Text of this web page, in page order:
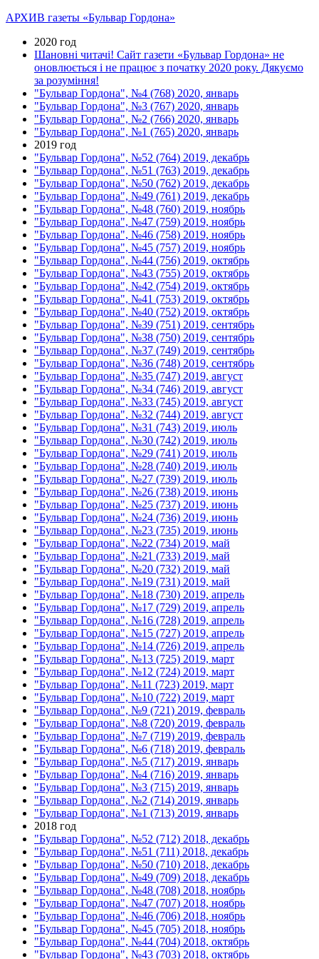
АРХИВ газеты «Бульвар Гордона»
2020 год
Шановні читачі! Сайт газети «Бульвар Гордона» не
оновлюється і не працює з початку 2020 року. Дякуємо
за розуміння!
"Бульвар Гордона", №4 (768) 2020, январь
"Бульвар Гордона", №3 (767) 2020, январь
"Бульвар Гордона", №2 (766) 2020, январь
"Бульвар Гордона", №1 (765) 2020, январь
2019 год
"Бульвар Гордона", №52 (764) 2019, декабрь
"Бульвар Гордона", №51 (763) 2019, декабрь
"Бульвар Гордона", №50 (762) 2019, декабрь
"Бульвар Гордона", №49 (761) 2019, декабрь
"Бульвар Гордона", №48 (760) 2019, ноябрь
"Бульвар Гордона", №47 (759) 2019, ноябрь
"Бульвар Гордона", №46 (758) 2019, ноябрь
"Бульвар Гордона", №45 (757) 2019, ноябрь
"Бульвар Гордона", №44 (756) 2019, октябрь
"Бульвар Гордона", №43 (755) 2019, октябрь
"Бульвар Гордона", №42 (754) 2019, октябрь
"Бульвар Гордона", №41 (753) 2019, октябрь
"Бульвар Гордона", №40 (752) 2019, октябрь
"Бульвар Гордона", №39 (751) 2019, сентябрь
"Бульвар Гордона", №38 (750) 2019, сентябрь
"Бульвар Гордона", №37 (749) 2019, сентябрь
"Бульвар Гордона", №36 (748) 2019, сентябрь
"Бульвар Гордона", №35 (747) 2019, август
"Бульвар Гордона", №34 (746) 2019, август
"Бульвар Гордона", №33 (745) 2019, август
"Бульвар Гордона", №32 (744) 2019, август
"Бульвар Гордона", №31 (743) 2019, июль
"Бульвар Гордона", №30 (742) 2019, июль
"Бульвар Гордона", №29 (741) 2019, июль
"Бульвар Гордона", №28 (740) 2019, июль
"Бульвар Гордона", №27 (739) 2019, июль
"Бульвар Гордона", №26 (738) 2019, июнь
"Бульвар Гордона", №25 (737) 2019, июнь
"Бульвар Гордона", №24 (736) 2019, июнь
"Бульвар Гордона", №23 (735) 2019, июнь
"Бульвар Гордона", №22 (734) 2019, май
"Бульвар Гордона", №21 (733) 2019, май
"Бульвар Гордона", №20 (732) 2019, май
"Бульвар Гордона", №19 (731) 2019, май
"Бульвар Гордона", №18 (730) 2019, апрель
"Бульвар Гордона", №17 (729) 2019, апрель
"Бульвар Гордона", №16 (728) 2019, апрель
"Бульвар Гордона", №15 (727) 2019, апрель
"Бульвар Гордона", №14 (726) 2019, апрель
"Бульвар Гордона", №13 (725) 2019, март
"Бульвар Гордона", №12 (724) 2019, март
"Бульвар Гордона", №11 (723) 2019, март
"Бульвар Гордона", №10 (722) 2019, март
"Бульвар Гордона", №9 (721) 2019, февраль
"Бульвар Гордона", №8 (720) 2019, февраль
"Бульвар Гордона", №7 (719) 2019, февраль
"Бульвар Гордона", №6 (718) 2019, февраль
"Бульвар Гордона", №5 (717) 2019, январь
"Бульвар Гордона", №4 (716) 2019, январь
"Бульвар Гордона", №3 (715) 2019, январь
"Бульвар Гордона", №2 (714) 2019, январь
"Бульвар Гордона", №1 (713) 2019, январь
2018 год
"Бульвар Гордона", №52 (712) 2018, декабрь
"Бульвар Гордона", №51 (711) 2018, декабрь
"Бульвар Гордона", №50 (710) 2018, декабрь
"Бульвар Гордона", №49 (709) 2018, декабрь
"Бульвар Гордона", №48 (708) 2018, ноябрь
"Бульвар Гордона", №47 (707) 2018, ноябрь
"Бульвар Гордона", №46 (706) 2018, ноябрь
"Бульвар Гордона", №45 (705) 2018, ноябрь
"Бульвар Гордона", №44 (704) 2018, октябрь
"Бульвар Гордона", №43 (703) 2018, октябрь